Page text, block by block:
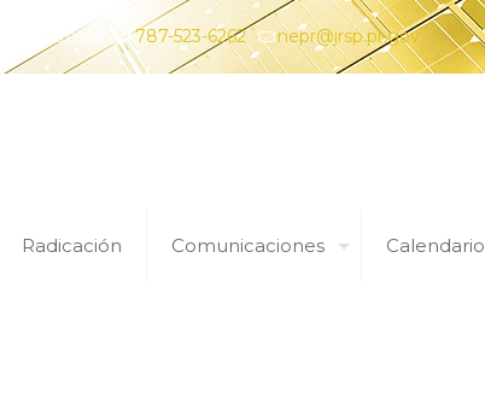
al 787-523-6262 nepr@jrsp.pr.gov
Radicación Comunicaciones Calendario